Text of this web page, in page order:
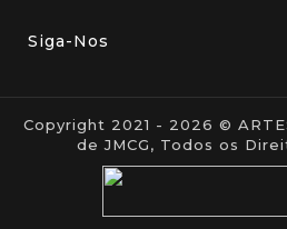
Siga-Nos
Copyright 2021 - 2026 ©
de JMCG, Todos os